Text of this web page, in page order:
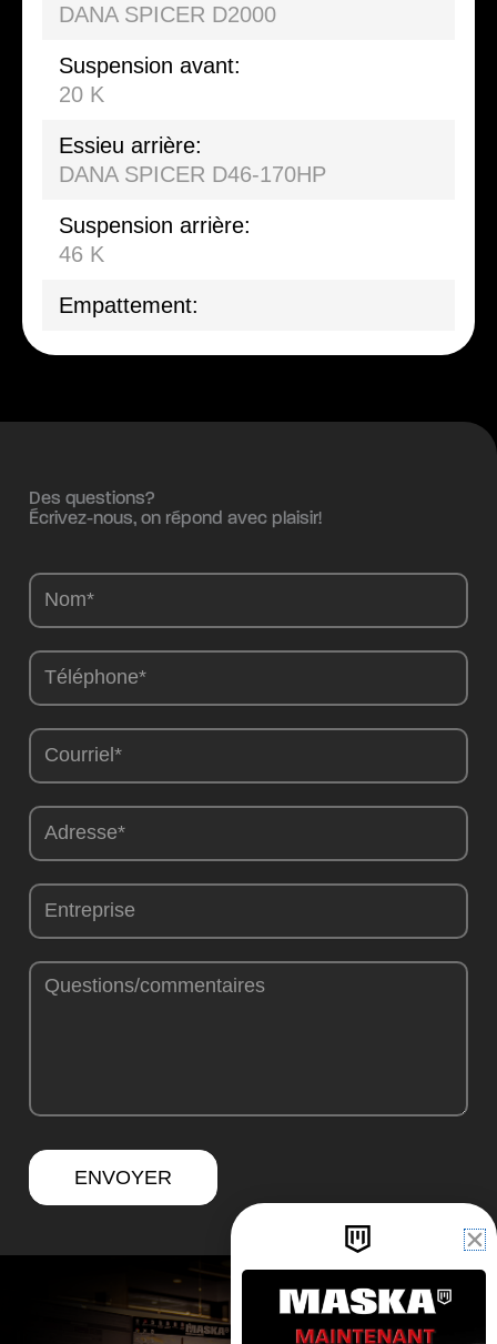
DANA SPICER D2000
Suspension avant:
20 K
Essieu arrière:
DANA SPICER D46-170HP
Suspension arrière:
46 K
Empattement:
Des questions?
Écrivez-nous, on répond avec plaisir!
Camions
FR
ENVOYER